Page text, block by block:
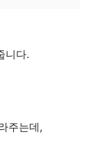
니다.
주는데,